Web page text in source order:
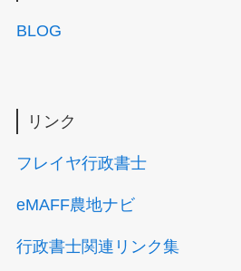
BLOG
リンク
フレイヤ行政書士
eMAFF農地ナビ
行政書士関連リンク集